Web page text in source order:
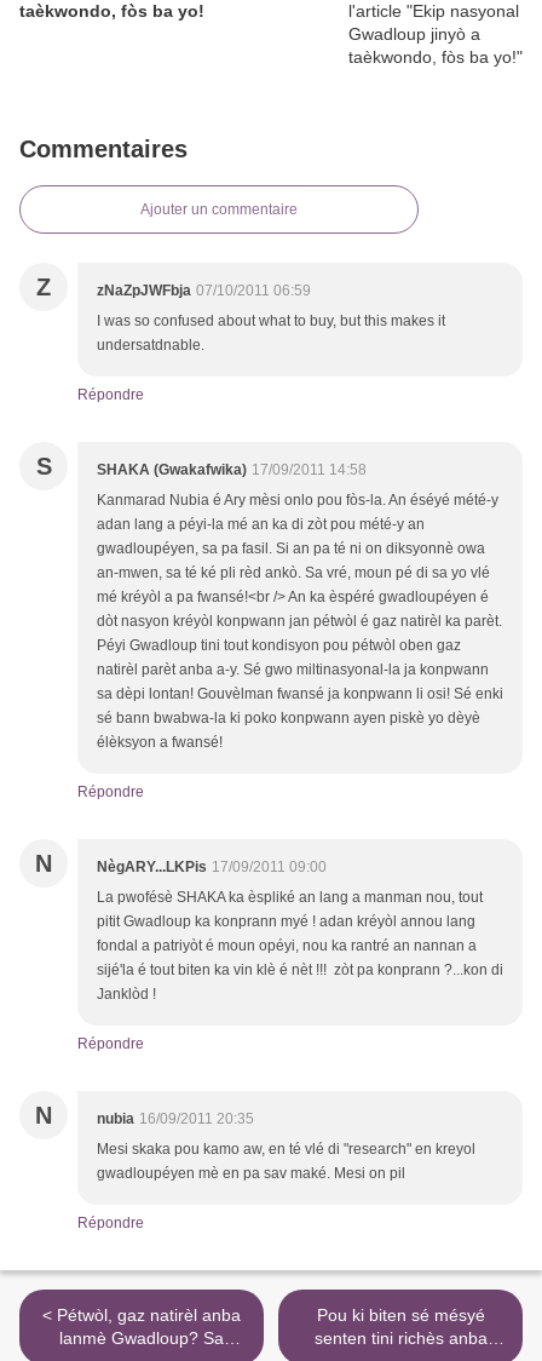
taèkwondo, fòs ba yo!
Commentaires
Ajouter un commentaire
Z zNaZpJWFbja 07/10/2011 06:59
I was so confused about what to buy, but this makes it
undersatdnable.
Répondre
S SHAKA (Gwakafwika) 17/09/2011 14:58
Kanmarad Nubia é Ary mèsi onlo pou fòs-la. An éséyé mété-y
adan lang a péyi-la mé an ka di zòt pou mété-y an
gwadloupéyen, sa pa fasil. Si an pa té ni on diksyonnè owa
an-mwen, sa té ké pli rèd ankò. Sa vré, moun pé di sa yo vlé
mé kréyòl a pa fwansé!<br /> An ka èspéré gwadloupéyen é
dòt nasyon kréyòl konpwann jan pétwòl é gaz natirèl ka parèt.
Péyi Gwadloup tini tout kondisyon pou pétwòl oben gaz
natirèl parèt anba a-y. Sé gwo miltinasyonal-la ja konpwann
sa dèpi lontan! Gouvèlman fwansé ja konpwann li osi! Sé enki
sé bann bwabwa-la ki poko konpwann ayen piskè yo dèyè
élèksyon a fwansé!
Répondre
N NègARY...LKPis 17/09/2011 09:00
La pwofésè SHAKA ka èspliké an lang a manman nou, tout
pitit Gwadloup ka konprann myé ! adan kréyòl annou lang
fondal a patriyòt é moun opéyi, nou ka rantré an nannan a
sijé'la é tout biten ka vin klè é nèt !!! zòt pa konprann ?...kon di
Janklòd !
Répondre
N nubia 16/09/2011 20:35
Mesi skaka pou kamo aw, en té vlé di "research" en kreyol
gwadloupéyen mè en pa sav maké. Mesi on pil
Répondre
< Pétwòl, gaz natirèl anba
lanmè Gwadloup? Sa
Pou ki biten sé mésyé
senten tini richès anba